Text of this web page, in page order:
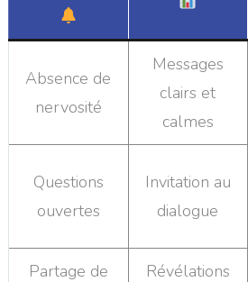
Absence de
nervosité
Messages
clairs et
calmes
Questions
ouvertes
Invitation au
dialogue
Partage de Révélations